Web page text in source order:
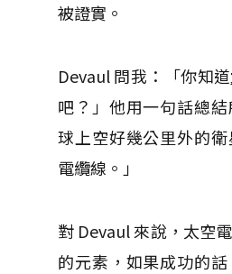
被證實。
Devaul 問我：「你知道
吧？」他用一句話總
球上空好幾公里外的
電纜線。」
對 Devaul 來說，太空
的元素，如果成功的